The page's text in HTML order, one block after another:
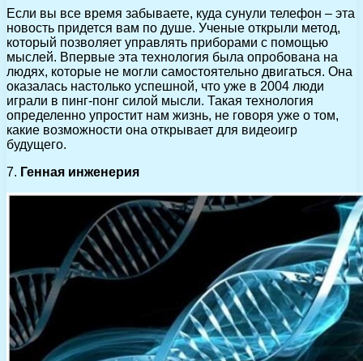
Если вы все время забываете, куда сунули телефон – эта
новость придется вам по душе. Ученые открыли метод,
который позволяет управлять приборами с помощью
мыслей. Впервые эта технология была опробована на
людях, которые не могли самостоятельно двигаться. Она
оказалась настолько успешной, что уже в 2004 люди
играли в пинг-понг силой мысли. Такая технология
определенно упростит нам жизнь, не говоря уже о том,
какие возможности она открывает для видеоигр
будущего.
7. Генная инженерия